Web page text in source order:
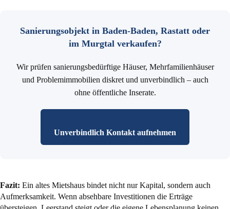
Sanierungsobjekt in Baden-Baden, Rastatt oder
im Murgtal verkaufen?
Wir prüfen sanierungsbedürftige Häuser, Mehrfamilienhäuser
und Problemimmobilien diskret und unverbindlich – auch
ohne öffentliche Inserate.
Unverbindlich Kontakt aufnehmen
Fazit: Ein altes Mietshaus bindet nicht nur Kapital, sondern auch
Aufmerksamkeit. Wenn absehbare Investitionen die Erträge